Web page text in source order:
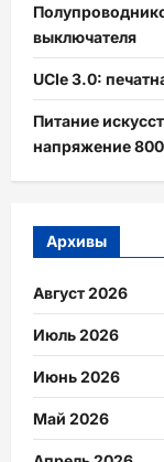
выключателя
UCIe 3.0:
Питание
напряжение
Архивы
Август 2026
Июль 2026
Июнь 2026
Май 2026